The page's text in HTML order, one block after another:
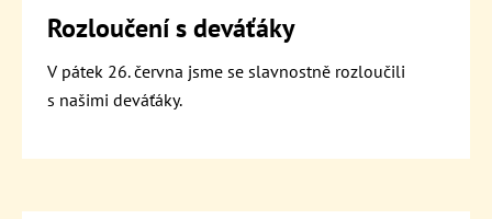
Rozloučení s deváťáky
V pátek 26. června jsme se slavnostně rozloučili
s našimi deváťáky.